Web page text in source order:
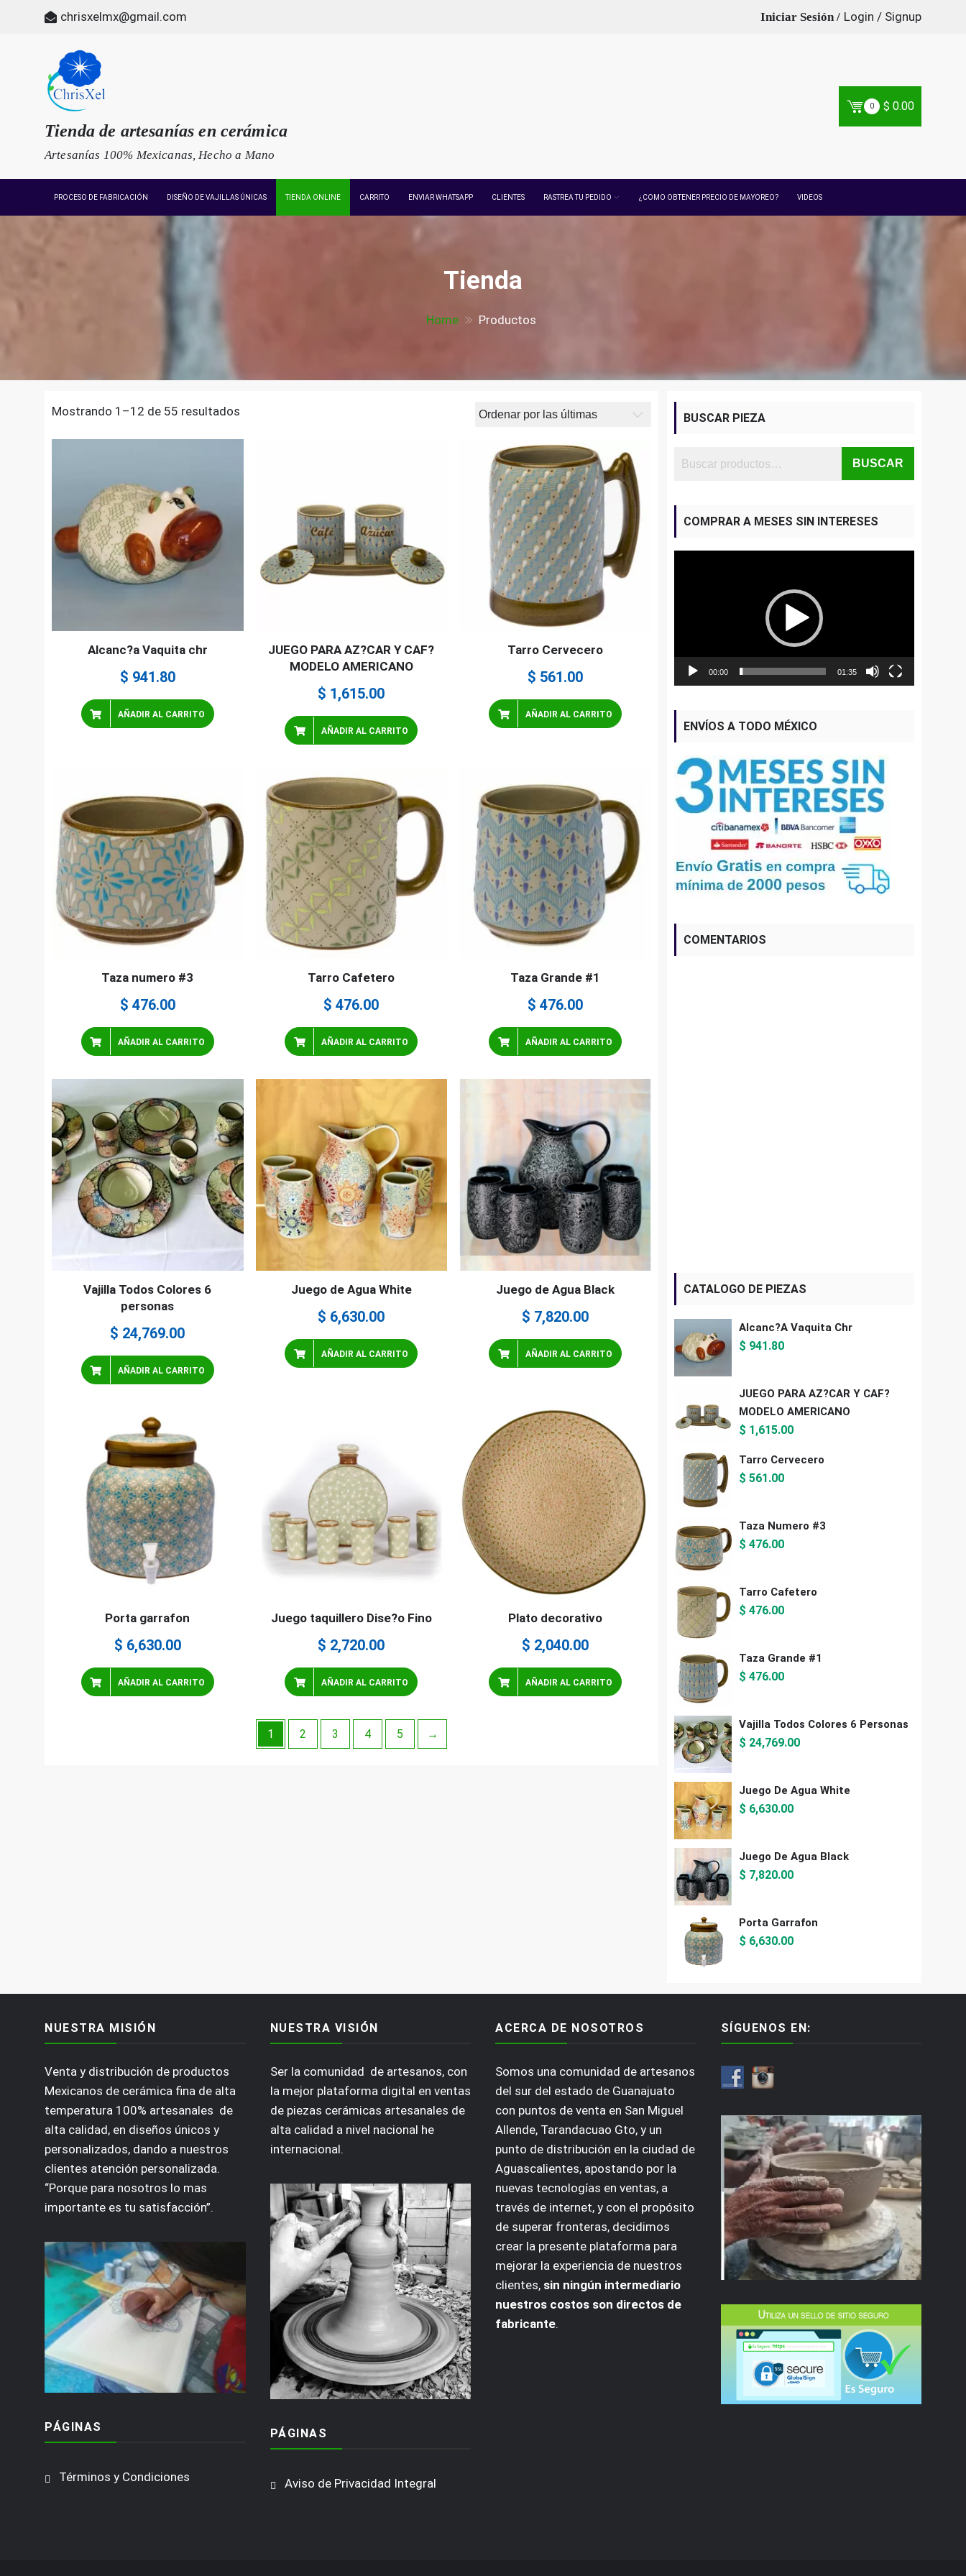
chrisxelmx@gmail.com Login / Signup
Tienda de artesanías en cerámica
Artesanías 100% Mexicanas, Hecho a Mano
0 $ 0.00
PROCESO DE FABRICACIÓN DISEÑO DE VAJILLAS ÚNICAS TIENDA ONLINE CARRITO ENVIAR WHATSAPP CLIENTES RASTREA TU PEDIDO ¿COMO OBTENER PRECIO DE MAYOREO? VIDEOS
Tienda
Home Productos
Mostrando 1–12 de 55 resultados
Alcanc?a Vaquita chr
$ 941.80
AÑADIR AL CARRITO
JUEGO PARA AZ?CAR Y CAF?
MODELO AMERICANO
$ 1,615.00
AÑADIR AL CARRITO
Tarro Cervecero
$ 561.00
AÑADIR AL CARRITO
Taza numero #3
$ 476.00
AÑADIR AL CARRITO
Tarro Cafetero
$ 476.00
AÑADIR AL CARRITO
Taza Grande #1
$ 476.00
AÑADIR AL CARRITO
Vajilla Todos Colores 6
personas
$ 24,769.00
AÑADIR AL CARRITO
Juego de Agua White
$ 6,630.00
AÑADIR AL CARRITO
Juego de Agua Black
$ 7,820.00
AÑADIR AL CARRITO
Porta garrafon
$ 6,630.00
AÑADIR AL CARRITO
Juego taquillero Dise?o Fino
$ 2,720.00
AÑADIR AL CARRITO
Plato decorativo
$ 2,040.00
AÑADIR AL CARRITO
1 2 3 4 5 →
BUSCAR PIEZA
BUSCAR
COMPRAR A MESES SIN INTERESES
00:00 01:35
ENVÍOS A TODO MÉXICO
COMENTARIOS
CATALOGO DE PIEZAS
Alcanc?a Vaquita Chr
$ 941.80
JUEGO PARA AZ?CAR Y CAF?
MODELO AMERICANO
$ 1,615.00
Tarro Cervecero
$ 561.00
Taza Numero #3
$ 476.00
Tarro Cafetero
$ 476.00
Taza Grande #1
$ 476.00
Vajilla Todos Colores 6 Personas
$ 24,769.00
Juego De Agua White
$ 6,630.00
Juego De Agua Black
$ 7,820.00
Porta Garrafon
$ 6,630.00
NUESTRA MISIÓN
Venta y distribución de productos
Mexicanos de cerámica fina de alta
temperatura 100% artesanales de
alta calidad, en diseños únicos y
personalizados, dando a nuestros
clientes atención personalizada.
“Porque para nosotros lo mas
importante es tu satisfacción”.
PÁGINAS
Términos y Condiciones
NUESTRA VISIÓN
Ser la comunidad de artesanos, con
la mejor plataforma digital en ventas
de piezas cerámicas artesanales de
alta calidad a nivel nacional he
internacional.
PÁGINAS
Aviso de Privacidad Integral
ACERCA DE NOSOTROS
Somos una comunidad de artesanos
del sur del estado de Guanajuato
con puntos de venta en San Miguel
Allende, Tarandacuao Gto, y un
punto de distribución en la ciudad de
Aguascalientes, apostando por la
nuevas tecnologías en ventas, a
través de internet, y con el propósito
de superar fronteras, decidimos
crear la presente plataforma para
mejorar la experiencia de nuestros
clientes, sin ningún intermediario
nuestros costos son directos de
fabricante.
SÍGUENOS EN: